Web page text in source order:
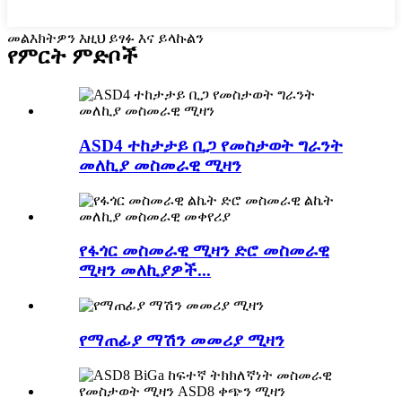
መልእክትዎን እዚህ ይፃፉ እና ይላኩልን
የምርት ምድቦች
ASD4 ተከታታይ ቢጋ የመስታወት ግራንት
መለኪያ መስመራዊ ሚዛን
የፋጎር መስመራዊ ሚዛን ድሮ መስመራዊ
ሚዛን መለኪያዎች...
የማጠፊያ ማሽን መመሪያ ሚዛን